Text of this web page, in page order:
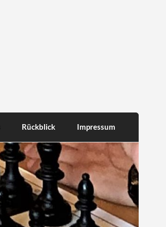
Rückblick Impressum